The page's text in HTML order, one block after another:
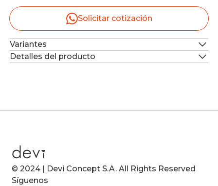
Solicitar cotización
Variantes
Detalles del producto
© 2024 | Devi Concept S.A. All Rights Reserved
Síguenos